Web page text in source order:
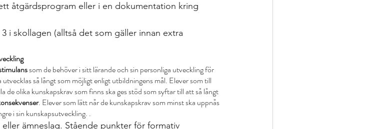
åtgärdsprogram eller i en dokumentation kring
i skollagen (alltså det som gäller innan extra
som de behöver i sitt lärande och sin personliga utveckling för
så långt som möjligt enligt utbildningens mål. Elever som till
olika kunskapskrav som finns ska ges stöd som syftar till att så långt
. Elever som lätt når de kunskapskrav som minst ska uppnås
i sin kunskapsutveckling. .
ämneslag. Stående punkter för formativ